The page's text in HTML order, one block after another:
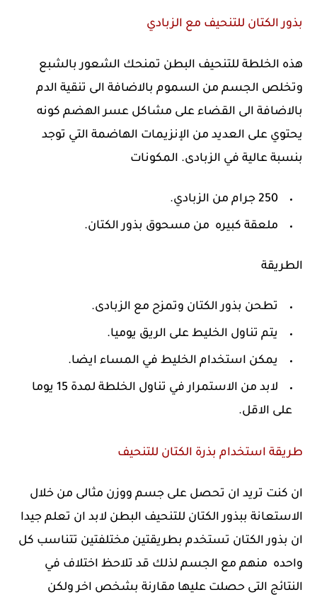
بذور الكتان للتنحيف مع الزبادي
هذه الخلطة للتنحيف البطن تمنحك الشعور بالشبع
وتخلص الجسم من السموم بالاضافة الى تنقية الدم
بالاضافة الى القضاء على مشاكل عسر الهضم كونه
يحتوي على العديد من الإنزيمات الهاضمة التي توجد
بنسبة عالية في الزبادى. المكونات
250 جرام من الزبادي.
ملعقة كبيره من مسحوق بذور الكتان.
الطريقة
تطحن بذور الكتان وتمزح مع الزبادى.
يتم تناول الخليط على الريق يوميا.
يمكن استخدام الخليط في المساء ايضا.
لابد من الاستمرار في تناول الخلطة لمدة 15 يوما
على الاقل.
طريقة استخدام بذرة الكتان للتنحيف
ان كنت تريد ان تحصل على جسم ووزن مثالى من خلال
الاستعانة ببذور الكتان للتنحيف البطن لابد ان تعلم جيدا
ان بذور الكتان تستخدم بطريقتين مختلفتين تتناسب كل
واحده منهم مع الجسم لذلك قد تلاحظ اختلاف في
النتائج التى حصلت عليها مقارنة بشخص اخر ولكن